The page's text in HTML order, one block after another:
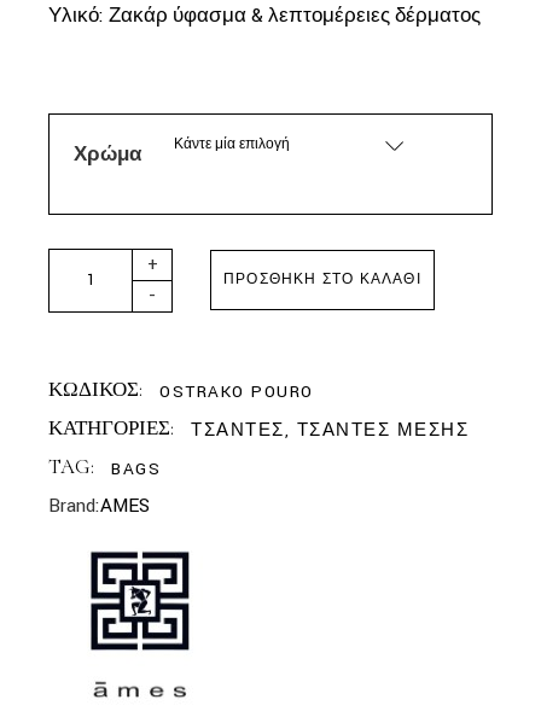
Υλικό: Ζακάρ ύφασμα & λεπτομέρειες δέρματος
Χρώμα Κάντε μία επιλογή
AMES THE BAGS - OSTRAKO IN POURO BLACK quantity
-
+
ΠΡΟΣΘΉΚΗ ΣΤΟ ΚΑΛΆΘΙ
ΚΩΔΙΚΟΣ: OSTRAKO POURO
ΚΑΤΗΓΟΡΙΕΣ: ΤΣΑΝΤΕΣ, ΤΣΑΝΤΕΣ ΜΕΣΗΣ
TAG: BAGS
Brand:AMES